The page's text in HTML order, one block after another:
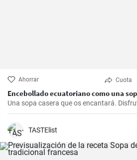
Ahorrar Cuota
Encebollado ecuatoriano como una
Una sopa casera que os encantará.
TASTElist